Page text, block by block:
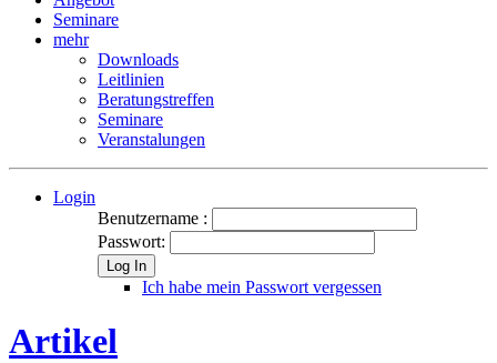
Seminare
mehr
Downloads
Leitlinien
Beratungstreffen
Seminare
Veranstalungen
Login
Benutzername :
Passwort:
Log In
Ich habe mein Passwort vergessen
Artikel